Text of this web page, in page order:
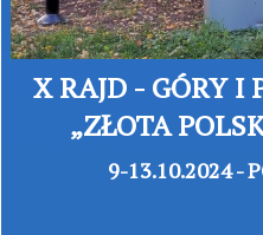
X RAJD - GÓRY I
„ZŁOTA
9-13.10.2024 -